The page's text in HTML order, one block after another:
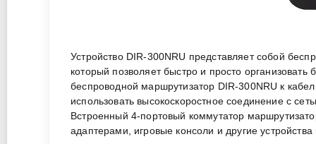
Устройство DIR-300NRU представляет собой
который позволяет быстро и просто
беспроводной маршрутизатор DIR-300NRU к
использовать высокоскоростное соединение с
Встроенный 4-портовый коммутатор
адаптерами, игровые консоли и другие